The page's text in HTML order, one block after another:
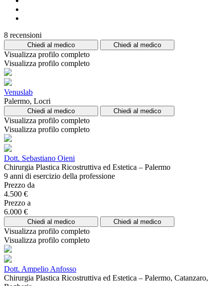
8 recensioni
Chiedi al medico Chiedi al medico
Visualizza profilo completo
Visualizza profilo completo
Venuslab
Palermo, Locri
Chiedi al medico Chiedi al medico
Visualizza profilo completo
Visualizza profilo completo
Dott. Sebastiano Oieni
Chirurgia Plastica Ricostruttiva ed Estetica – Palermo
9 anni di esercizio della professione
Prezzo da
4.500 €
Prezzo a
6.000 €
Chiedi al medico Chiedi al medico
Visualizza profilo completo
Visualizza profilo completo
Dott. Ampelio Anfosso
Chirurgia Plastica Ricostruttiva ed Estetica – Palermo, Catanzaro,